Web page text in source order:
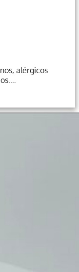
alérgicos